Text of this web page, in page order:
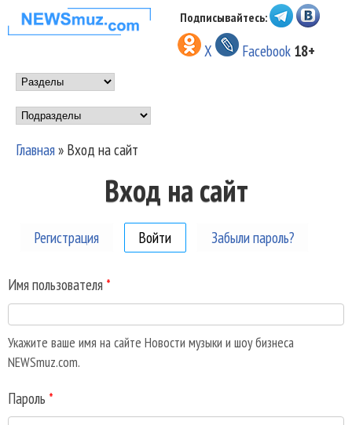
Перейти к основному
содержанию
НОВОСТИ
МУЗЫКИ И
ШОУ БИЗНЕСА
NEWSMUZ.COM
Подписывайтесь:
X Facebook 18+
Main menu
Подразделы
Вы здесь
Главная» Вход на сайт
Вход на сайт
Регистрация Войти (активная вкладка)
Забыли пароль?
Имя пользователя *
Укажите ваше имя на сайте Новости музыки и шоу бизнеса
NEWSmuz.com.
Пароль *